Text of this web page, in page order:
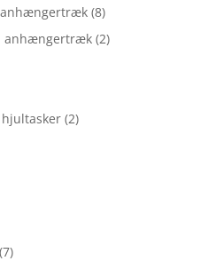
anhængertræk (8)
anhængertræk (2)
(2)
(7)